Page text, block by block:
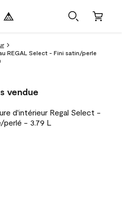
REGAL Select - Fini satin/perle
vendue